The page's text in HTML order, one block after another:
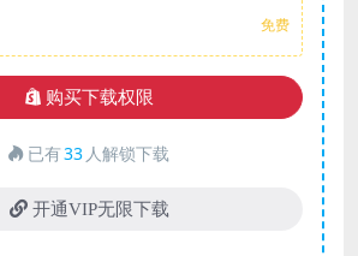
免费
购买下载权限
已有33 人解锁下载
开通VIP无限下载